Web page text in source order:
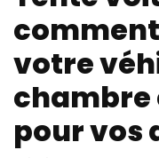
votre
pour vos